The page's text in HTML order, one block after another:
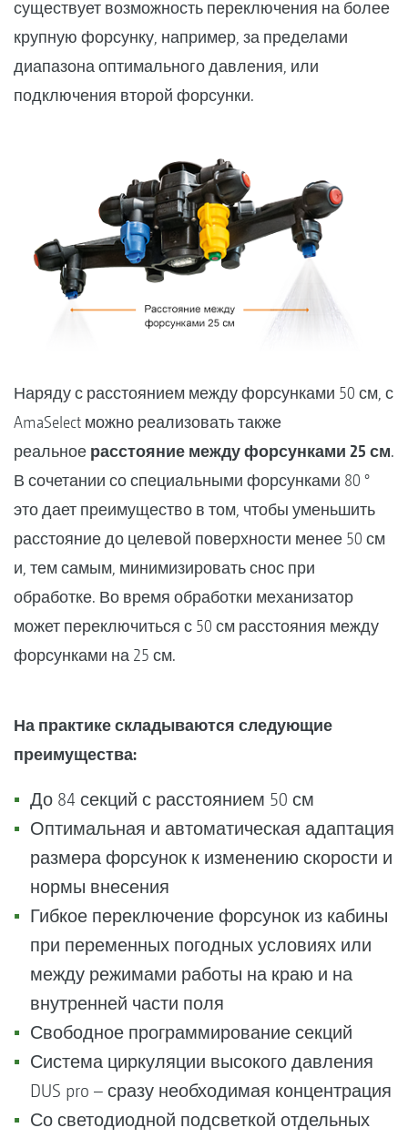
существует возможность переключения на более
крупную форсунку, например, за пределами
диапазона оптимального давления, или
подключения второй форсунки.
Наряду с расстоянием между форсунками 50 см, с
AmaSelect можно реализовать также
реальное расстояние между форсунками 25 см.
В сочетании со специальными форсунками 80 °
это дает преимущество в том, чтобы уменьшить
расстояние до целевой поверхности менее 50 см
и, тем самым, минимизировать снос при
обработке. Во время обработки механизатор
может переключиться с 50 см расстояния между
форсунками на 25 см.
На практике складываются следующие
преимущества:
До 84 секций с расстоянием 50 см
Оптимальная и автоматическая адаптация
размера форсунок к изменению скорости и
нормы внесения
Гибкое переключение форсунок из кабины
при переменных погодных условиях или
между режимами работы на краю и на
внутренней части поля
Свободное программирование секций
Система циркуляции высокого давления
DUS pro – сразу необходимая концентрация
Со светодиодной подсветкой отдельных